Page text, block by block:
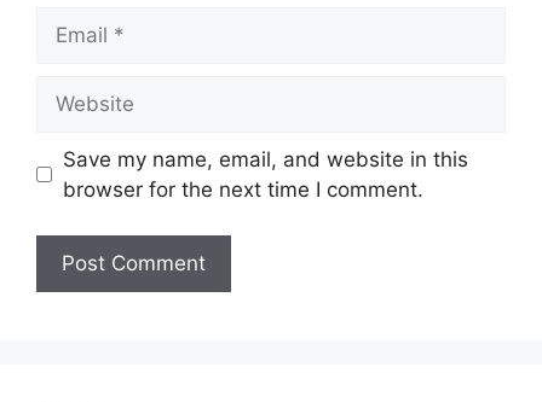
Save my name, email, and website in this
browser for the next time I comment.